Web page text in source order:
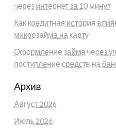
через интернет за 10 минут
Как кредитная история
микрозайма на карту
Оформление займа через
поступление средств на
Архив
Август 2026
Июль 2026